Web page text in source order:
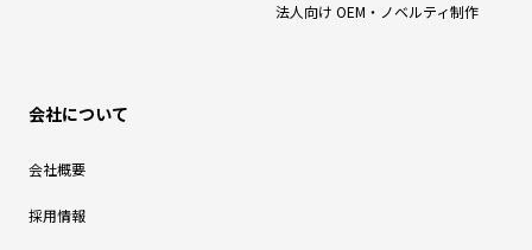
法人向け OEM・ノベルティ制作
会社について
会社概要
採用情報